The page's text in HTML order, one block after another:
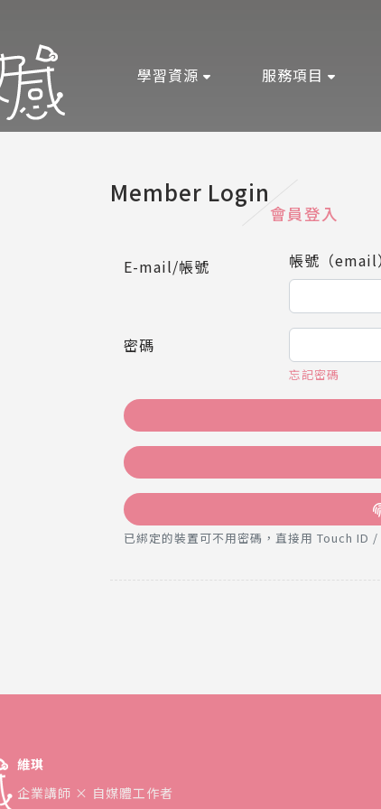
學習資源 服務項目
Member Login
會員登入
E-mail/帳號 帳號（email）
密碼
忘記密碼
已綁定的裝置可不用密碼，直接用 Touch
維琪
企業講師 × 自媒體工作者